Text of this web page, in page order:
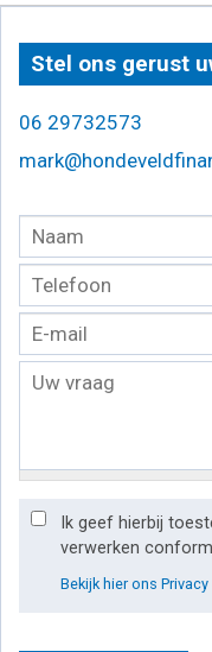
Stel ons gerust
06 29732573
Ik geef hierbij
verwerken
Bekijk hier ons